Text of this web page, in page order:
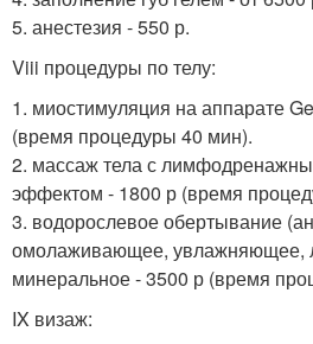
5. анестезия - 550 р.
Viii процедуры по телу:
1. миостимуляция на аппарате
(время процедуры 40 мин).
2. массаж тела с
эффектом - 1800 р (время
3. водорослевое обертывание
омолаживающее, увлажняющее,
минеральное - 3500 р (время
IX визаж: